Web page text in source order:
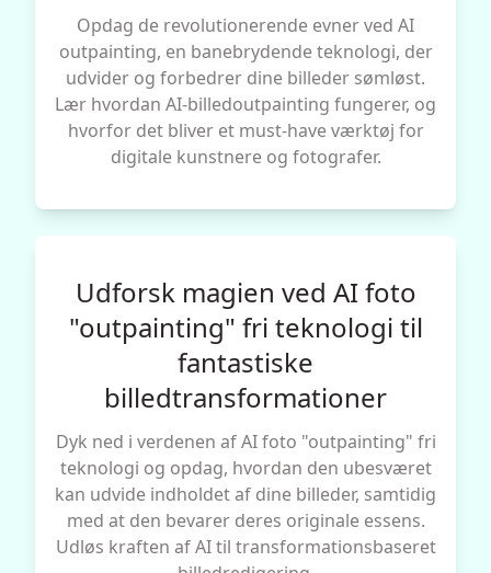
Opdag de revolutionerende evner ved AI
outpainting, en banebrydende teknologi, der
udvider og forbedrer dine billeder sømløst.
Lær hvordan AI-billedoutpainting fungerer, og
hvorfor det bliver et must-have værktøj for
digitale kunstnere og fotografer.
Udforsk magien ved AI foto
"outpainting" fri teknologi til
fantastiske
billedtransformationer
Dyk ned i verdenen af AI foto "outpainting" fri
teknologi og opdag, hvordan den ubesværet
kan udvide indholdet af dine billeder, samtidig
med at den bevarer deres originale essens.
Udløs kraften af AI til transformationsbaseret